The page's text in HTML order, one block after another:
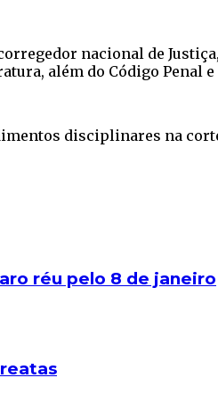
nacional de
além do Código Penal
disciplinares na
réu pelo 8 de janeiro